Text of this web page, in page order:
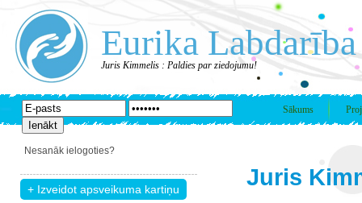
Eurika Labdarība
Juris Kimmelis : Paldies par ziedojumu!
Sākums
Nesanāk ielogoties?
Juris